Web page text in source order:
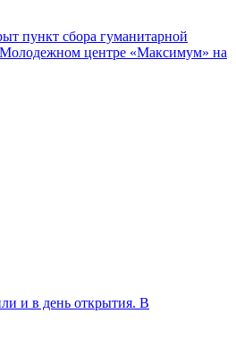
пункт сбора гуманитарной
центре «Максимум» на
и в день открытия. В